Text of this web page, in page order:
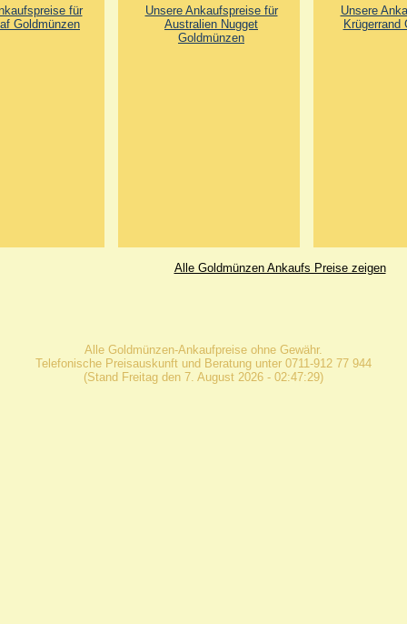
für
Goldmünzen
Unsere Ankaufspreise für
Australien Nugget
Goldmünzen
Unsere
Krügerrand
Alle Goldmünzen Ankaufs Preise zeigen
Alle Goldmünzen-Ankaufpreise ohne Gewähr.
Telefonische Preisauskunft und Beratung unter 0711-912 77 944
(Stand Freitag den 7. August 2026 - 02:47:29)